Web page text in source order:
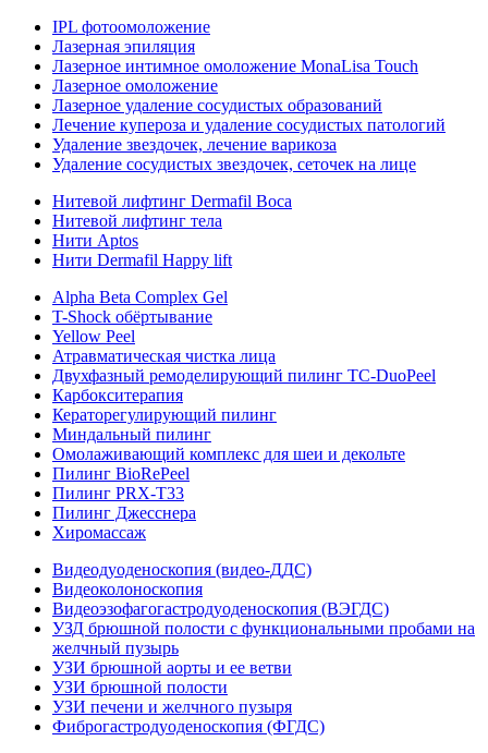
IPL фотоомоложение
Лазерная эпиляция
Лазерное интимное омоложение MonaLisa Touch
Лазерное омоложение
Лазерное удаление сосудистых образований
Лечение купероза и удаление сосудистых патологий
Удаление звездочек, лечение варикоза
Удаление сосудистых звездочек, сеточек на лице
Нитевой лифтинг Dermafil Boca
Нитевой лифтинг тела
Нити Aptos
Нити Dermafil Happy lift
Alpha Beta Complex Gel
T-Shock обёртывание
Yellow Peel
Атравматическая чистка лица
Двухфазный ремоделирующий пилинг TC-DuoPeel
Карбокситерапия
Кераторегулирующий пилинг
Миндальный пилинг
Омолаживающий комплекс для шеи и декольте
Пилинг BioRePeel
Пилинг PRX-T33
Пилинг Джесснера
Хиромассаж
Видеодуоденоскопия (видео-ДДС)
Видеоколоноскопия
Видеоэзофагогастродуоденоскопия (ВЭГДС)
УЗД брюшной полости с функциональными пробами на
желчный пузырь
УЗИ брюшной аорты и ее ветви
УЗИ брюшной полости
УЗИ печени и желчного пузыря
Фиброгастродуоденоскопия (ФГДС)